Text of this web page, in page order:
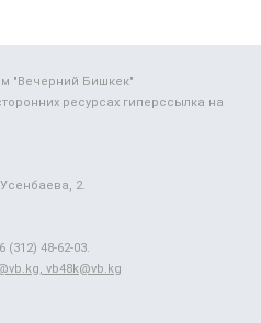
"Вечерний Бишкек"
ресурсах гиперссылка на
2.
(312) 48-62-03.
vb48k@vb.kg